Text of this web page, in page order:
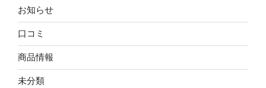
お知らせ
口コミ
商品情報
未分類